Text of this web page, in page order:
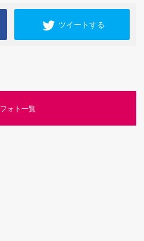
ツイートする
フォト一覧